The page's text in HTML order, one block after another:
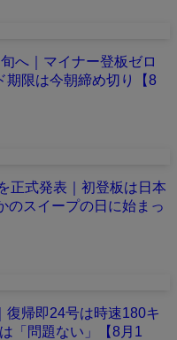
へ｜マイナー登板ゼロ
期限は今朝締め切り【8
正式発表｜初登板は日本
のスイープの日に始まっ
復帰即24号は時速180キ
「問題ない」【8月1